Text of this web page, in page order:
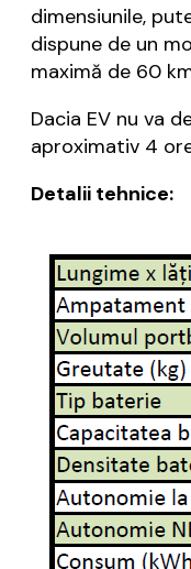
dimensiunile,
dispune de un
maximă de 60
Dacia EV nu va
aproximativ 4
Detalii tehnice: